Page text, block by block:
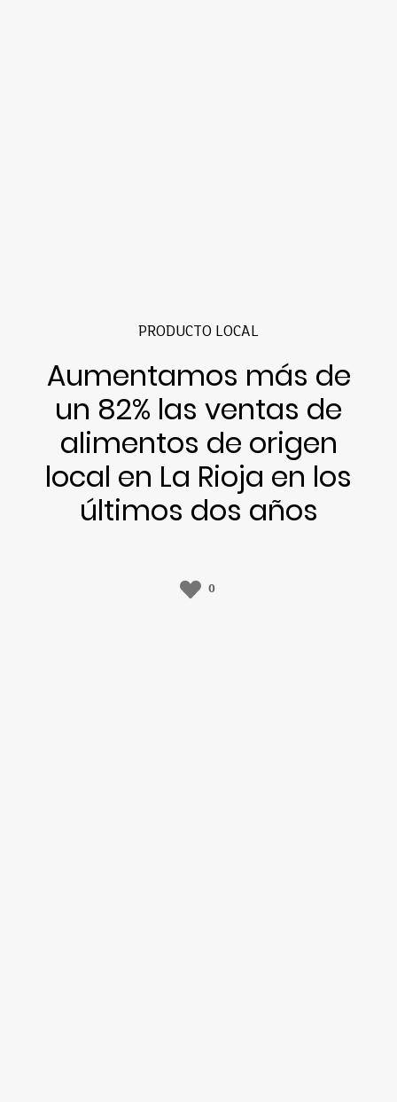
PRODUCTO LOCAL
Aumentamos más de
un 82% las ventas de
alimentos de origen
local en La Rioja en los
últimos dos años
0